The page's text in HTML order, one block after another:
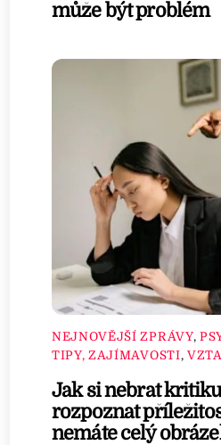
může být problém
NEJNOVĚJŠÍ ZPRÁVY,
TIPY, ZAJÍMAVOSTI,
Jak si nebrat
rozpoznat
nemáte celý